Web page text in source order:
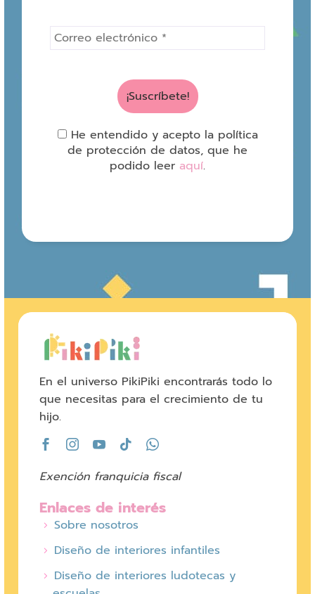
He entendido y acepto la política
de protección de datos, que he
podido leer aquí.
En el universo PikiPiki encontrarás todo lo
que necesitas para el crecimiento de tu
hijo.
Exención franquicia fiscal
Enlaces de interés
Sobre nosotros
Diseño de interiores infantiles
Diseño de interiores ludotecas y